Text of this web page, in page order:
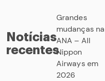
Notícias
recentes
Grandes
mudanças na
ANA – All
Nippon
Airways em
2026